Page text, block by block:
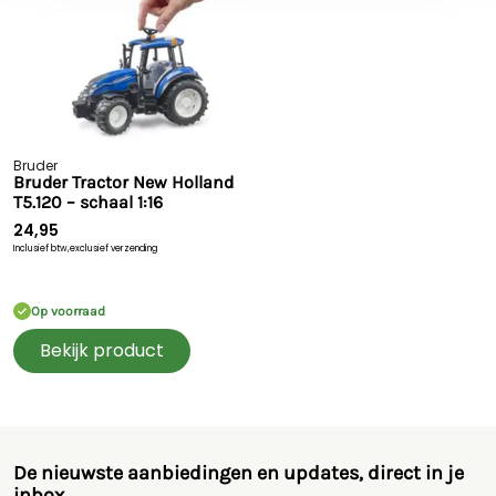
Aanbevolen leeftijd: vanaf 3 jaar
Geschikt voor binnen en buiten
Let op: niet geschikt voor kinderen onder de 36 maanden
(verstikkingsgevaar door kleine onderdelen)
Gemaakt van hoogwaardige kunststoffen zoals ABS
Compatibel met BRUDER-figuren
Schaal 1:16
Bruder
Bruder Tractor New Holland
T5.120 – schaal 1:16
24,95
Inclusief btw,exclusief verzending
Op voorraad
Bekijk product
De nieuwste aanbiedingen en updates, direct in je